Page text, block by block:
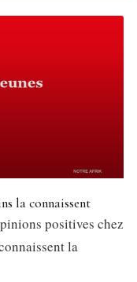
la connaissent
positives chez
la